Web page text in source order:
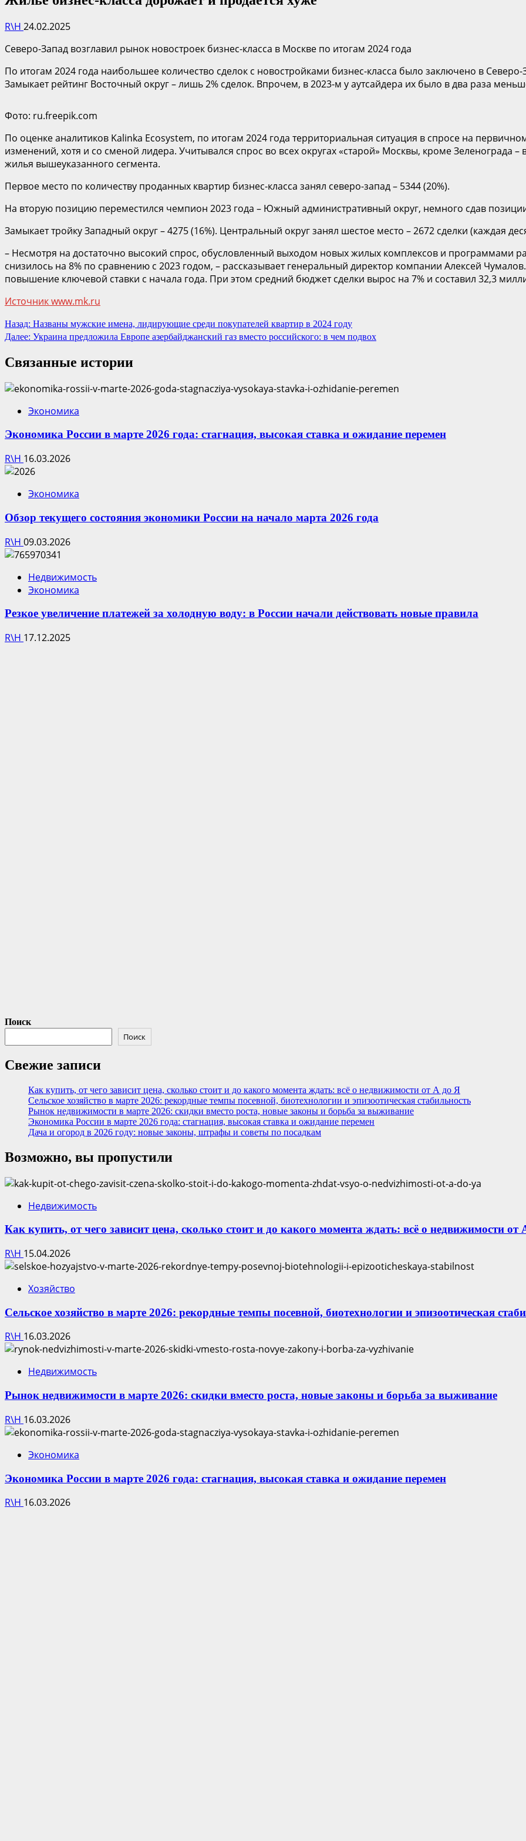
R\H 24.02.2025
Северо-Запад возглавил рынок новостроек бизнес-класса в Москве по итогам 2024 года
По итогам 2024 года наибольшее количество сделок с новостройками бизнес-класса было заключено в
Замыкает рейтинг Восточный округ – лишь 2% сделок. Впрочем, в 2023-м у аутсайдера их было в два раза
Фото: ru.freepik.com
По оценке аналитиков Kalinka Ecosystem, по итогам 2024 года территориальная ситуация в спросе на
изменений, хотя и со сменой лидера. Учитывался спрос во всех округах «старой» Москвы, кроме Зеленограда –
жилья вышеуказанного сегмента.
Первое место по количеству проданных квартир бизнес-класса занял северо-запад – 5344 (20%).
На вторую позицию переместился чемпион 2023 года – Южный административный округ, немного сдав
Замыкает тройку Западный округ – 4275 (16%). Центральный округ занял шестое место – 2672 сделки (каждая
– Несмотря на достаточно высокий спрос, обусловленный выходом новых жилых комплексов и программами
снизилось на 8% по сравнению с 2023 годом, – рассказывает генеральный директор компании Алексей
повышение ключевой ставки с начала года. При этом средний бюджет сделки вырос на 7% и составил 32,3
Источник www.mk.ru
Продолжить
чтение
Назад: Названы мужские имена, лидирующие среди покупателей квартир в 2024 году
Далее: Украина предложила Европе азербайджанский газ вместо российского: в чем подвох
Связанные истории
Экономика
Экономика России в марте 2026 года: стагнация, высокая ставка и ожидание перемен
R\H 16.03.2026
Экономика
Обзор текущего состояния экономики России на начало марта 2026 года
R\H 09.03.2026
Недвижимость
Экономика
Резкое увеличение платежей за холодную воду: в России начали действовать новые правила
R\H 17.12.2025
Поиск
Поиск
Свежие записи
Как купить, от чего зависит цена, сколько стоит и до какого момента ждать: всё о недвижимости от А до Я
Сельское хозяйство в марте 2026: рекордные темпы посевной, биотехнологии и эпизоотическая стабильность
Рынок недвижимости в марте 2026: скидки вместо роста, новые законы и борьба за выживание
Экономика России в марте 2026 года: стагнация, высокая ставка и ожидание перемен
Дача и огород в 2026 году: новые законы, штрафы и советы по посадкам
Возможно, вы пропустили
Недвижимость
Как купить, от чего зависит цена, сколько стоит и до какого момента ждать: всё о недвижимости от
R\H 15.04.2026
Хозяйство
Сельское хозяйство в марте 2026: рекордные темпы посевной, биотехнологии и эпизоотическая
R\H 16.03.2026
Недвижимость
Рынок недвижимости в марте 2026: скидки вместо роста, новые законы и борьба за выживание
R\H 16.03.2026
Экономика
Экономика России в марте 2026 года: стагнация, высокая ставка и ожидание перемен
R\H 16.03.2026